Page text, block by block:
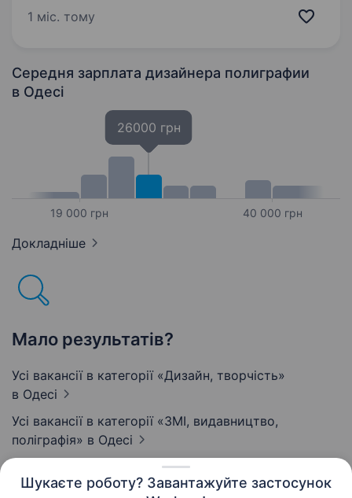
Шукаєте роботу? Завантажуйте застосунок
оператора-дизайнера з навичками роботи
до кандидата: обов’язковий досвід роботи
в данній…
1 міс. тому
Середня зарплата дизайнера полиграфии
в Одесі
19 000 грн
26000 грн
40 000 грн
Докладніше
Мало результатів?
Усі вакансії в категорії «Дизайн, творчість»
в Одесі
Усі вакансії в категорії «ЗМІ, видавництво,
поліграфія» в Одесі